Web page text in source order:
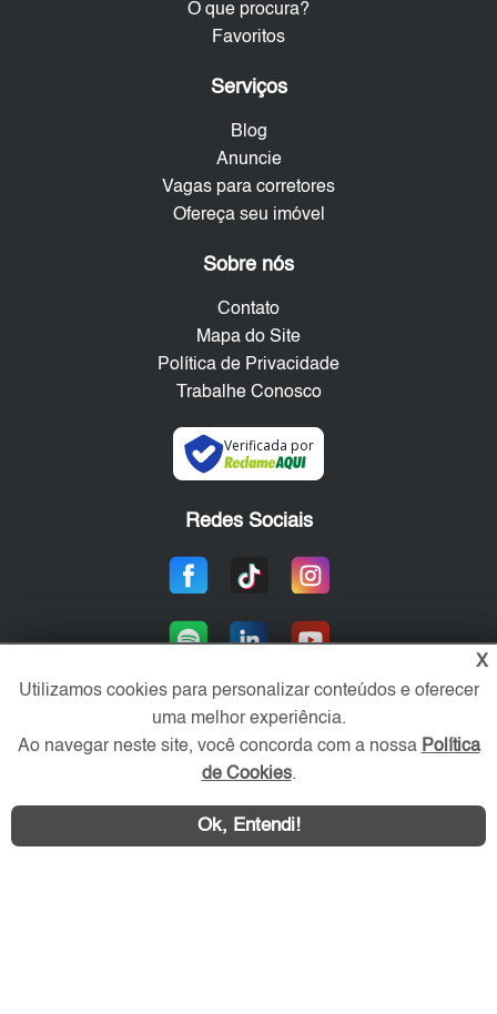
WhatsApp Contatar
O que procura?
Favoritos
Serviços
Blog
Anuncie
Vagas para corretores
Ofereça seu imóvel
Sobre nós
Contato
Mapa do Site
Política de Privacidade
Trabalhe Conosco
Verificada por
Redes Sociais
Área exclusiva aos anunciantes,
acesse sua conta:
X
Utilizamos cookies para personalizar conteúdos e oferecer
uma melhor experiência.
Ao navegar neste site, você concorda com a nossa Política
de Cookies.
Ok, Entendi!